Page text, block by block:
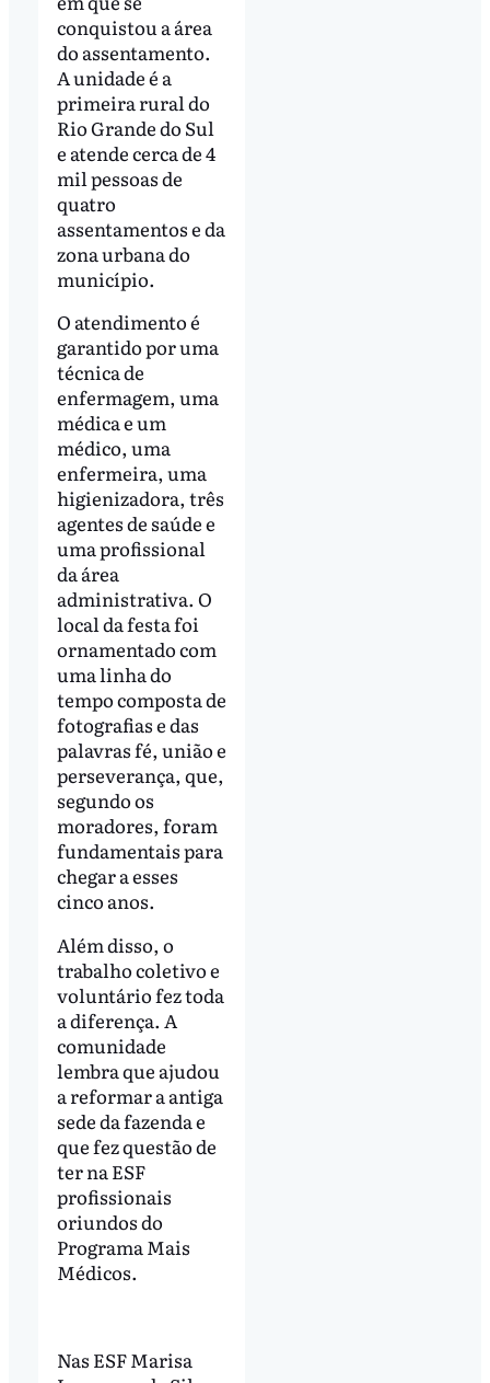
conquistou a área
do assentamento.
A unidade é a
primeira rural do
Rio Grande do Sul
e atende cerca de 4
mil pessoas de
quatro
assentamentos e da
zona urbana do
município.
O atendimento é
garantido por uma
técnica de
enfermagem, uma
médica e um
médico, uma
enfermeira, uma
higienizadora, três
agentes de saúde e
uma profissional
da área
administrativa. O
local da festa foi
ornamentado com
uma linha do
tempo composta de
fotografias e das
palavras fé, união e
perseverança, que,
segundo os
moradores, foram
fundamentais para
chegar a esses
cinco anos.
Além disso, o
trabalho coletivo e
voluntário fez toda
a diferença. A
comunidade
lembra que ajudou
a reformar a antiga
sede da fazenda e
que fez questão de
ter na ESF
profissionais
oriundos do
Programa Mais
Médicos.
Nas ESF Marisa